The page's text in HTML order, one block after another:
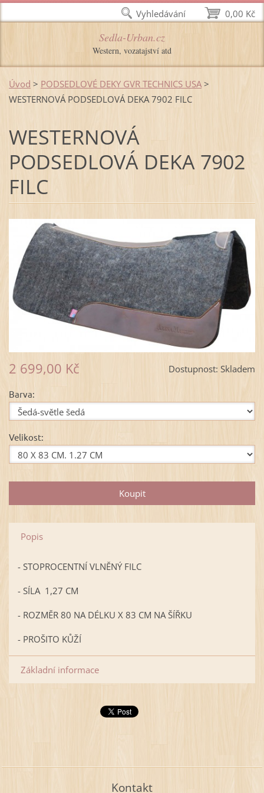
Sedla-Urban.cz
Western, vozatajství atd
Úvod > PODSEDLOVÉ DEKY GVR TECHNICS USA >
WESTERNOVÁ PODSEDLOVÁ DEKA 7902 FILC
WESTERNOVÁ
PODSEDLOVÁ DEKA 7902
FILC
Dostupnost: Skladem
2 699,00 Kč
Barva:
Velikost:
Popis
- STOPROCENTNÍ VLNĚNÝ FILC
- SÍLA 1,27 CM
- ROZMĚR 80 NA DÉLKU X 83 CM NA ŠÍŘKU
- PROŠITO KŮŽÍ
Základní informace
Kontakt
0,00 Kč
Vyhledávání